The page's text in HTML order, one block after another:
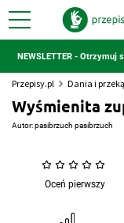
NEWSLETTER - Otrzymuj
Przepisy.pl Dania i
Wyśmienita
Autor:pasibrzuch pasibrzuch
Oceń pierwszy